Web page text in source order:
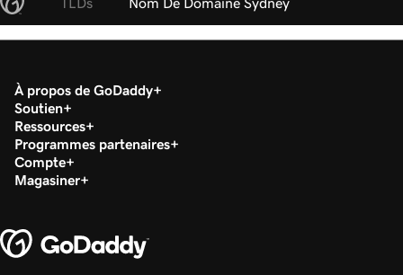
À propos de GoDaddy
Soutien
Ressources
Programmes partenaires
Compte
Magasiner